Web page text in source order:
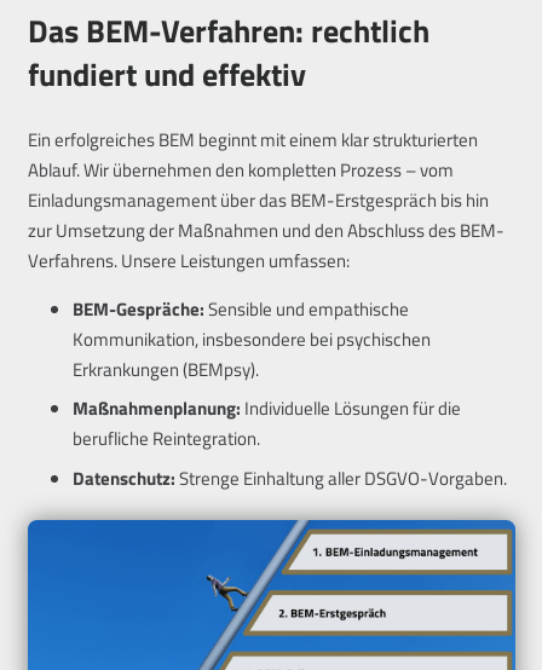
Das BEM-Verfahren: rechtlich
fundiert und effektiv
Ein erfolgreiches BEM beginnt mit einem klar strukturierten
Ablauf. Wir übernehmen den kompletten Prozess – vom
Einladungsmanagement über das BEM-Erstgespräch bis hin
zur Umsetzung der Maßnahmen und den Abschluss des BEM-
Verfahrens. Unsere Leistungen umfassen:
BEM-Gespräche:Sensible und empathische
Kommunikation, insbesondere bei psychischen
Erkrankungen (BEMpsy).
Maßnahmenplanung: Individuelle Lösungen für die
berufliche Reintegration.
Datenschutz:Strenge Einhaltung aller DSGVO-Vorgaben.